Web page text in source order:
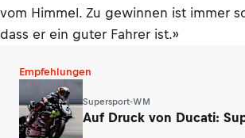
vom Himmel. Zu gewinnen ist immer
dass er ein guter Fahrer ist.»
Empfehlungen
Supersport-WM
Auf Druck von Ducati: